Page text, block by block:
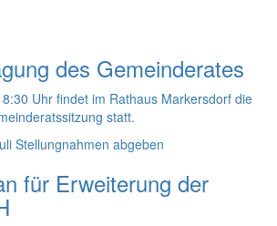
des Gemeinderates
Uhr findet im Rathaus Markersdorf die
statt.
Stellungnahmen abgeben
für Erweiterung der